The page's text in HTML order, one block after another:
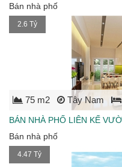
Bán nhà phố
2.6 Tỷ
75 m2 Tây Nam
BÁN NHÀ PHỐ LIÊN KẾ
Bán nhà phố
4.47 Tỷ